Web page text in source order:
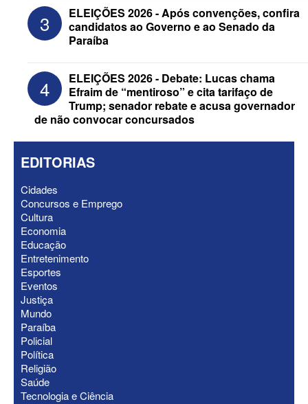
reeleição, Veneziano escolhe segundo
suplente para o Senado; saiba que é
ELEIÇÕES 2026 - Após convenções,
confira candidatos ao Governo e ao
Senado da Paraíba
3
ELEIÇÕES 2026 - Após convenções, confira
candidatos ao Governo e ao Senado da
Paraíba
4
ELEIÇÕES 2026 - Debate: Lucas chama
Efraim de “mentiroso” e cita tarifaço de
Trump; senador rebate e acusa governador
de não convocar concursados
EDITORIAS
Cidades
Concursos e Emprego
Cultura
Economia
Educação
Entretenimento
Esportes
Eventos
Justiça
Mundo
Paraíba
Policial
Política
Religião
Saúde
Tecnologia e Ciência